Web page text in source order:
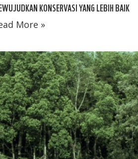
KONSERVASI YANG LEBIH BAIK
More »